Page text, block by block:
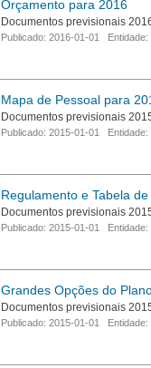
Orçamento para 2016
Documentos previsionais
Publicado: 2016-01-01
Mapa de Pessoal para
Documentos previsionais
Publicado: 2015-01-01
Regulamento e Tabela
Documentos previsionais
Publicado: 2015-01-01
Grandes Opções do
Documentos previsionais
Publicado: 2015-01-01